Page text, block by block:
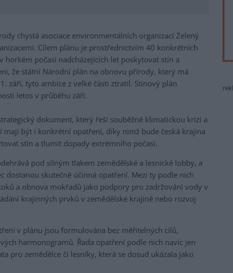
chystá asociace environmentálních organizací Zelený
Cílem plánu je prostřednictvím 40 konkrétních
horkém počasí nadcházejících let poskytovat stín a
že státní Národní plán na obnovu přírody, který má
září, tyto ambice z velké části ztratil. Stínový plán
letos v průběhu září.
dokument, který řeší souběžně klimatickou krizi a
mají být i konkrétní opatření, díky nimž bude česká krajina
stín a tlumit dopady extrémního počasí.
pod silným tlakem zemědělské a lesnické lobby, a
dostanou skutečně účinná opatření. Mezi ty podle nich
a obnova mokřadů jako podpory pro zadržování vody v
krajinných prvků v zemědělské krajině nebo rozvoj
v plánu jsou formulována bez měřitelných cílů,
harmonogramů. Řada opatření podle nich navíc jen
pro zemědělce či lesníky, která se dosud ukázala jako